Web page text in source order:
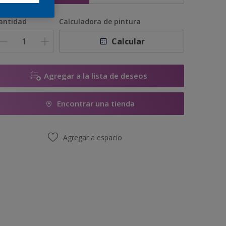
Calculadora de pintura
Calcular
Agregar a la lista de deseos
Encontrar una tienda
Agregar a espacio